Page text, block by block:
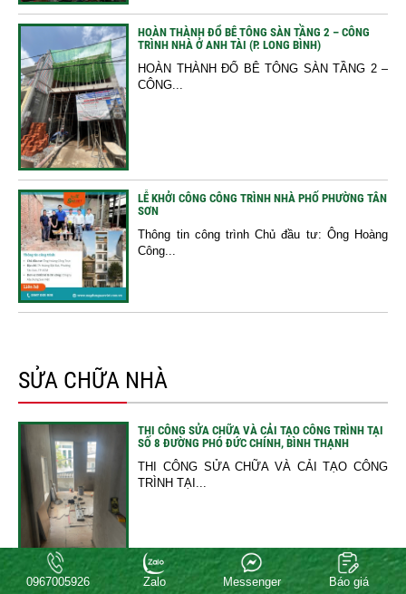
HOÀN THÀNH ĐỔ BÊ TÔNG SÀN TẦNG 2 – CÔNG
TRÌNH NHÀ Ở ANH TÀI (P. LONG BÌNH)
HOÀN THÀNH ĐỔ BÊ TÔNG SÀN TẦNG 2 –
CÔNG...
LỄ KHỞI CÔNG CÔNG TRÌNH NHÀ PHỐ PHƯỜNG TÂN
SƠN
Thông tin công trình Chủ đầu tư: Ông Hoàng
Công...
SỬA CHỮA NHÀ
THI CÔNG SỬA CHỮA VÀ CẢI TẠO CÔNG TRÌNH TẠI
SỐ 8 ĐƯỜNG PHÓ ĐỨC CHÍNH, BÌNH THẠNH
THI CÔNG SỬA CHỮA VÀ CẢI TẠO CÔNG
TRÌNH TẠI...
0967005926 Zalo Messenger Báo giá